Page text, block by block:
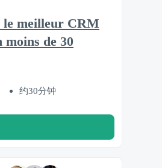
le meilleur CRM
moins de 30
约30分钟